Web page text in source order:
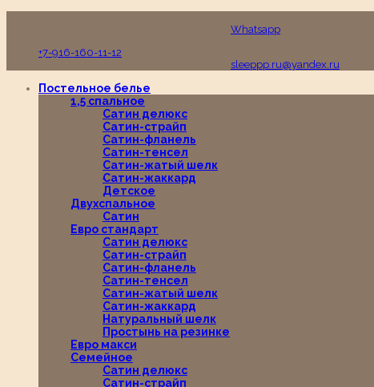
Whatsapp
+7-916-160-11-12
sleeppp.ru@yandex.ru
Постельное белье
1,5 спальное
Сатин делюкс
Сатин-страйп
Сатин-фланель
Сатин-тенсел
Сатин-жатый шелк
Сатин-жаккард
Детское
Двухспальное
Сатин
Евро стандарт
Сатин делюкс
Сатин-страйп
Сатин-фланель
Сатин-тенсел
Сатин-жатый шелк
Сатин-жаккард
Натуральный шелк
Простынь на резинке
Евро макси
Семейное
Сатин делюкс
Сатин-страйп